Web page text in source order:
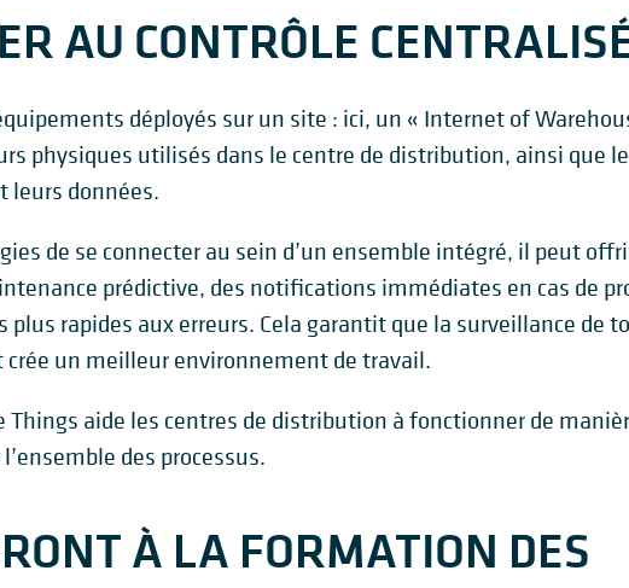
AU CONTRÔLE
déployés sur un site : ici, un « Internet of
physiques utilisés dans le centre de distribution, ainsi que
leurs données.
de se connecter au sein d’un ensemble intégré, il peut
prédictive, des notifications immédiates en cas de
rapides aux erreurs. Cela garantit que la surveillance de
un meilleur environnement de travail.
Things aide les centres de distribution à fonctionner de
des processus.
À LA FORMATION DES